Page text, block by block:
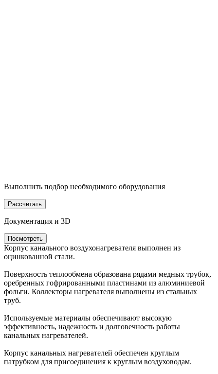
Выполнить подбор необходимого оборудования
Рассчитать
Документация и 3D
Посмотреть
Корпус канального воздухонагревателя выполнен из
оцинкованной стали.
Поверхность теплообмена образована рядами медных трубок,
оребренных гофрированными пластинами из алюминиевой
фольги. Коллекторы нагревателя выполнены из стальных
труб.
Используемые материалы обеспечивают высокую
эффективность, надежность и долговечность работы
канальных нагревателей.
Корпус канальных нагревателей обеспечен круглым
патрубком для присоединения к круглым воздуховодам.